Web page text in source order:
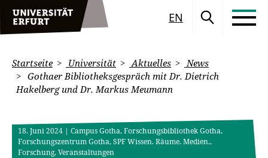
EN
Startseite Universität Aktuelles
News
Gothaer Bibliotheksgespräch mit Dr. Dietrich
Hakelberg und Dr. Markus Meumann
18. Juni 2024 | Campus Gotha, Forschungsbibliothek Gotha,
Forschungszentrum Gotha, SPF Wissen. Räume. Medien.,
Forschung, Veranstaltungen